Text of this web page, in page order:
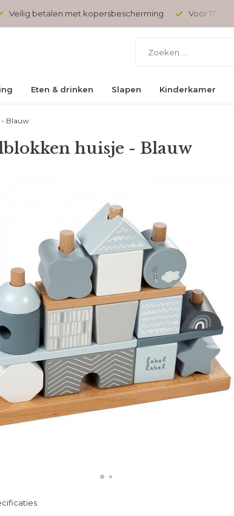
Veilig betalen met kopersbescherming Voor 17
Eten & drinken Slapen Kinderkamer
- Blauw
huisje - Blauw